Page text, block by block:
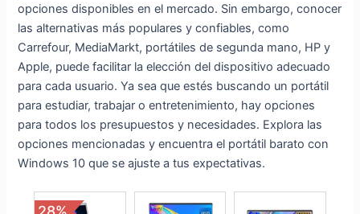
opciones disponibles en el mercado. Sin embargo, conocer
las alternativas más populares y confiables, como
Carrefour, MediaMarkt, portátiles de segunda mano, HP y
Apple, puede facilitar la elección del dispositivo adecuado
para cada usuario. Ya sea que estés buscando un portátil
para estudiar, trabajar o entretenimiento, hay opciones
para todos los presupuestos y necesidades. Explora las
opciones mencionadas y encuentra el portátil barato con
Windows 10 que se ajuste a tus expectativas.